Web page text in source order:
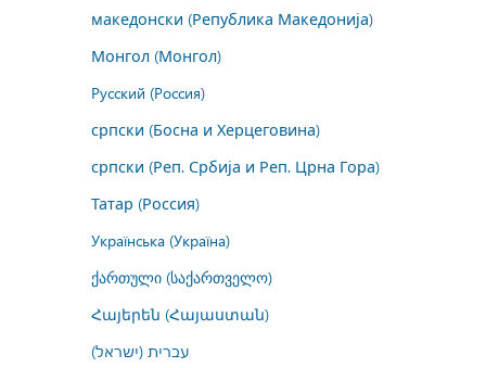
македонски (Република Македонија)
Монгол (Монгол)
Русский (Россия)
српски (Босна и Херцеговина)
српски (Реп. Србија и Реп. Црна Гора)
Татар (Россия)
Українська (Україна)
ქართული (საქართველო)
Հայերեն (Հայաստան)
עברית (ישראל)